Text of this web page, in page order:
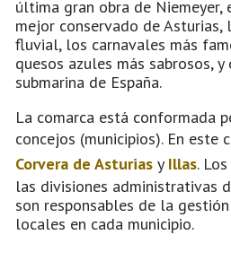
última gran obra de Niemeyer,
mejor conservado de Asturias,
fluvial, los carnavales más
quesos azules más sabrosos,
submarina de España.
La comarca está conformada
concejos (municipios). En este
Corvera de Asturias y Illas.
las divisiones administrativas
son responsables de la
locales en cada municipio.